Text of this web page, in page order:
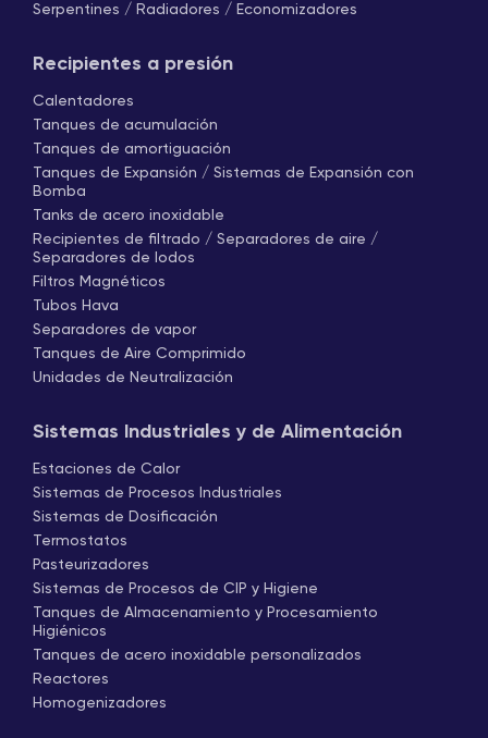
Serpentines / Radiadores / Economizadores
Recipientes a presión
Calentadores
Tanques de acumulación
Tanques de amortiguación
Tanques de Expansión / Sistemas de Expansión con
Bomba
Tanks de acero inoxidable
Recipientes de filtrado / Separadores de aire /
Separadores de lodos
Filtros Magnéticos
Tubos Hava
Separadores de vapor
Tanques de Aire Comprimido
Unidades de Neutralización
Sistemas Industriales y de Alimentación
Estaciones de Calor
Sistemas de Procesos Industriales
Sistemas de Dosificación
Termostatos
Pasteurizadores
Sistemas de Procesos de CIP y Higiene
Tanques de Almacenamiento y Procesamiento
Higiénicos
Tanques de acero inoxidable personalizados
Reactores
Homogenizadores